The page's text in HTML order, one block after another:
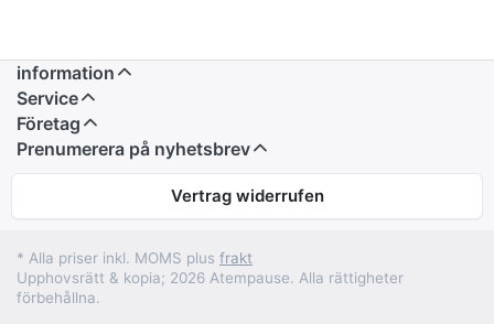
information
Service
Företag
Prenumerera på nyhetsbrev
Vertrag widerrufen
* Alla priser inkl. MOMS plus frakt
Upphovsrätt & kopia; 2026 Atempause. Alla rättigheter
förbehållna.